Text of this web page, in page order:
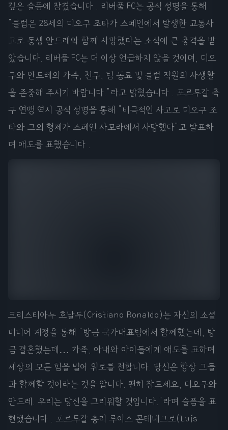
깊은 슬픔에 잠겼습니다 . 리버풀 FC는 공식 성명을 통해
"클럽은 28세의 디오구 조타가 스페인에서 발생한 교통사
고로 동생 안드레와 함께 사망했다는 소식에 큰 충격을 받
았습니다. 리버풀 FC는 더 이상 언급하지 않을 것이며, 디오
구와 안드레의 가족, 친구, 팀 동료 및 클럽 직원의 사생활
을 존중해 주시기 바랍니다."라고 밝혔습니다 . 포르투갈 축
구 연맹 역시 공식 성명을 통해 "비극적인 사고로 디오구 조
타와 그의 형제가 스페인 사모라에서 사망했다"고 발표하
며 애도를 표했습니다 .
크리스티아누 호날두(Cristiano Ronaldo)는 자신의 소셜
미디어 계정을 통해 "방금 국가대표팀에서 함께했는데, 방
금 결혼했는데… 가족, 아내와 아이들에게 애도를 표하며
세상의 모든 힘을 빌어 위로를 전합니다. 당신은 항상 그들
과 함께할 것이라는 것을 압니다. 편히 잠드세요, 디오구와
안드레. 우리는 당신을 그리워할 것입니다."라며 슬픔을 표
현했습니다 . 포르투갈 총리 루이스 몬테네그로(Luís